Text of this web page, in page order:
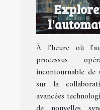
À l'heure où
processus
incontournable
sur la
avancées